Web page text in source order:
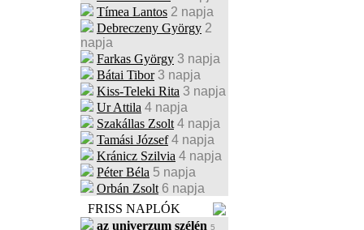
Tímea Lantos 2 napja
Debreczeny György 2
napja
Farkas György 3 napja
Bátai Tibor 3 napja
Kiss-Teleki Rita 3 napja
Ur Attila 4 napja
Szakállas Zsolt 4 napja
Tamási József 4 napja
Kránicz Szilvia 4 napja
Péter Béla 5 napja
Orbán Zsolt 6 napja
FRISS NAPLÓK
az univerzum szélén 5